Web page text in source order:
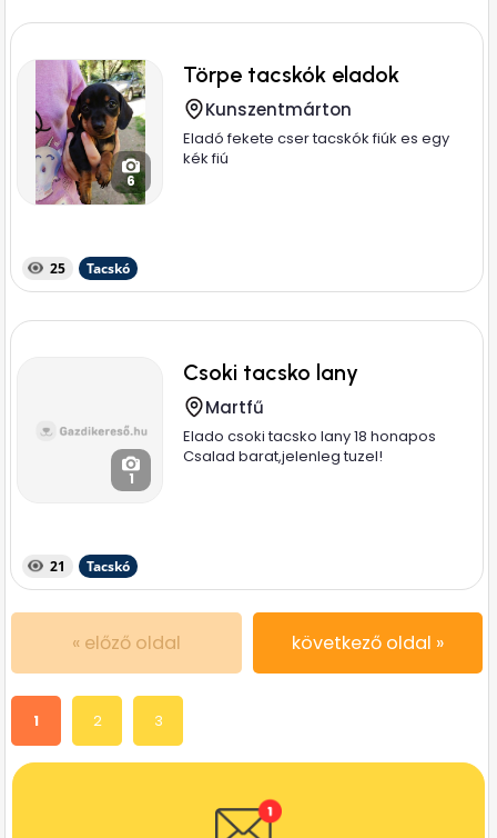
6
Törpe tacskók eladok
Kunszentmárton
Eladó fekete cser tacskók fiúk es egy
kék fiú
25 Tacskó
1
Csoki tacsko lany
Martfű
Elado csoki tacsko lany 18 honapos
Csalad barat,jelenleg tuzel!
21 Tacskó
« előző oldal következő oldal »
1 2 3